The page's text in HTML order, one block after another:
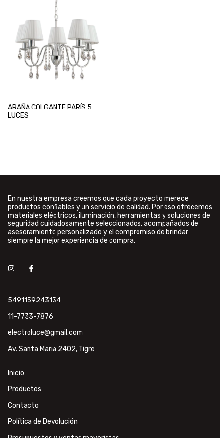
ARAÑA COLGANTE PARÍS 5
LUCES
En nuestra empresa creemos que cada proyecto merece
productos confiables y un servicio de calidad. Por eso ofrecemos
materiales eléctricos, iluminación, herramientas y soluciones de
seguridad cuidadosamente seleccionados, acompañados de
asesoramiento personalizado y el compromiso de brindar
siempre la mejor experiencia de compra.
5491159243134
11-7733-7876
electroluce@gmail.com
Av. Santa Maria 2402, Tigre
Inicio
Productos
Contacto
Política de Devolución